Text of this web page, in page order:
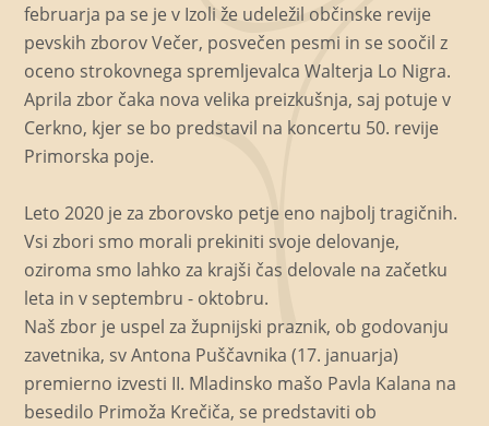
februarja pa se je v Izoli že udeležil občinske revije
pevskih zborov Večer, posvečen pesmi in se soočil z
oceno strokovnega spremljevalca Walterja Lo Nigra.
Aprila zbor čaka nova velika preizkušnja, saj potuje v
Cerkno, kjer se bo predstavil na koncertu 50. revije
Primorska poje.
Leto 2020 je za zborovsko petje eno najbolj tragičnih.
Vsi zbori smo morali prekiniti svoje delovanje,
oziroma smo lahko za krajši čas delovale na začetku
leta in v septembru - oktobru.
Naš zbor je uspel za župnijski praznik, ob godovanju
zavetnika, sv Antona Puščavnika (17. januarja)
premierno izvesti II. Mladinsko mašo Pavla Kalana na
besedilo Primoža Krečiča, se predstaviti ob